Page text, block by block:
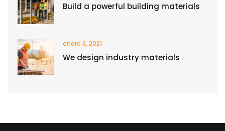
Build a powerful building materials
enero 3, 2021
We design industry materials